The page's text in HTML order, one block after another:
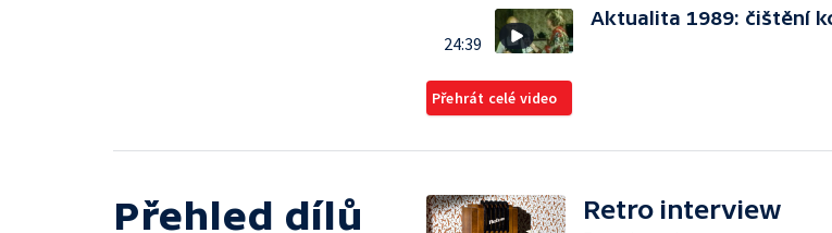
24:39
Aktualita 1989: čištění
Přehrát celé video
Přehled dílů Retro interview